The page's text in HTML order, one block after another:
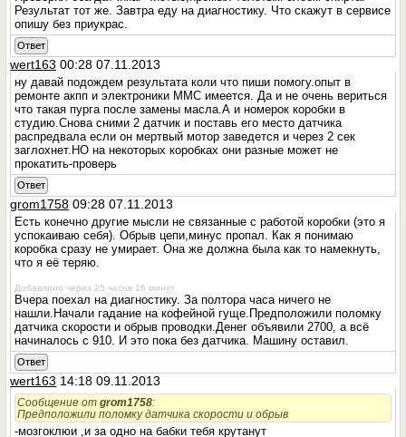
Результат тот же. Завтра еду на диагностику. Что скажут в сервисе
опишу без приукрас.
Ответ
wert163 00:28 07.11.2013
ну давай подождем результата коли что пиши помогу.опыт в
ремонте акпп и электроники ММС имеется. Да и не очень вериться
что такая пурга после замены масла.А и номерок коробки в
студию.Снова сними 2 датчик и поставь его место датчика
распредвала если он мертвый мотор заведется и через 2 сек
заглохнет.НО на некоторых коробках они разные может не
прокатить-проверь
Ответ
grom1758 09:28 07.11.2013
Есть конечно другие мысли не связанные с работой коробки (это я
успокаиваю себя). Обрыв цепи,минус пропал. Как я понимаю
коробка сразу не умирает. Она же должна была как то намекнуть,
что я её теряю.
Добавлено через 25 часов 16 минут
Вчера поехал на диагностику. За полтора часа ничего не
нашли.Начали гадание на кофейной гуще.Предположили поломку
датчика скорости и обрыв проводки.Денег объявили 2700, а всё
начиналось с 910. И это пока без датчика. Машину оставил.
Ответ
wert163 14:18 09.11.2013
Сообщение отgrom1758:
Предположили поломку датчика скорости и обрыв
-мозгоклюи ,и за одно на бабки тебя крутанут